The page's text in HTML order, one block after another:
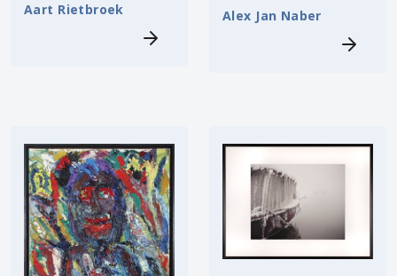
Aart Rietbroek Alex Jan Naber